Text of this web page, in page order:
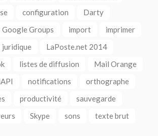
configuration
Darty
Google Groups import
imprimer
juridique
LaPoste.net 2014
listes de diffusion
Mail Orange
notifications
orthographe
productivité
sauvegarde
Skype sons
texte brut